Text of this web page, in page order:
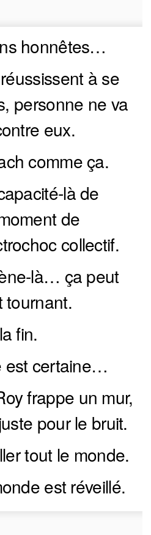
honnêtes…
à se
personne ne va
eux.
comme ça.
là de
de
collectif.
là… ça peut
tournant.
fin.
est certaine…
frappe un mur,
pour le bruit.
tout le monde.
est réveillé.